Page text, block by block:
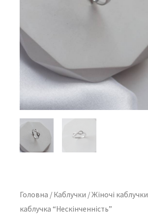
Головна / Каблучки /Жіночі каблучки
каблучка “Нескінченність”